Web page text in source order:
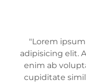
"Lorem
adipisicing elit.
enim ab
cupiditate